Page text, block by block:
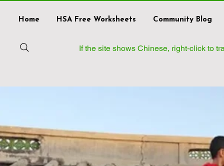
Home HSA Free Worksheets Community Blog
If the site shows Chinese, right‑click to